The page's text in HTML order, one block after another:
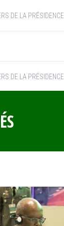
DE LA PRÉSIDENCE
DE LA PRÉSIDENCE